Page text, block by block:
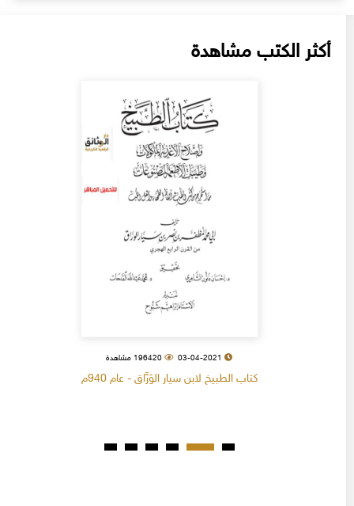
أكثر الكتب مشاهدة
03-04-2021 196420 مشاهدة
كتاب الطبيخ لابن سيار الوَرَّاق - عام 940م